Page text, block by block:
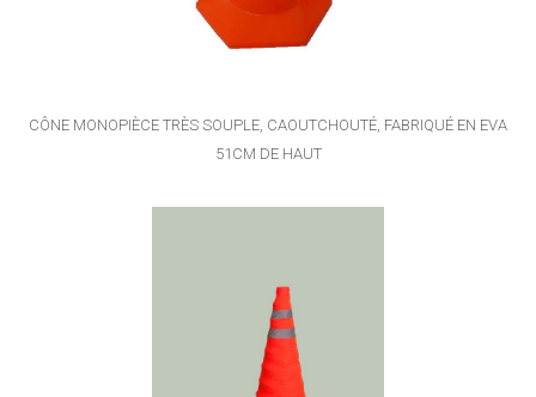
CÔNE MONOPIÈCE TRÈS SOUPLE, CAOUTCHOUTÉ, FABRIQUÉ EN EVA
51CM DE HAUT